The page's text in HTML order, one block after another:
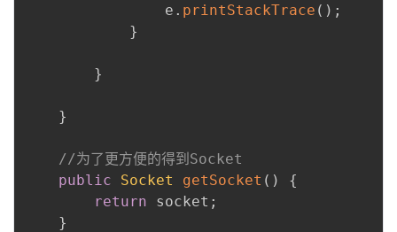
                e
. printStackTrace ( ) ;
}
}
}
//为了更方便的得到Socket
public
Socket getSocket ( )
{
return socket ;
}